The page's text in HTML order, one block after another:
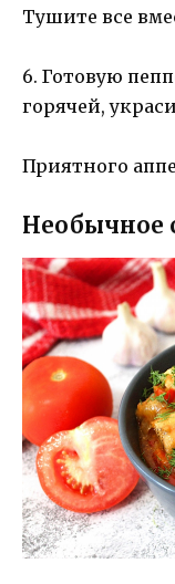
Тушите все
6. Готовую
горячей,
Приятного
Необычное